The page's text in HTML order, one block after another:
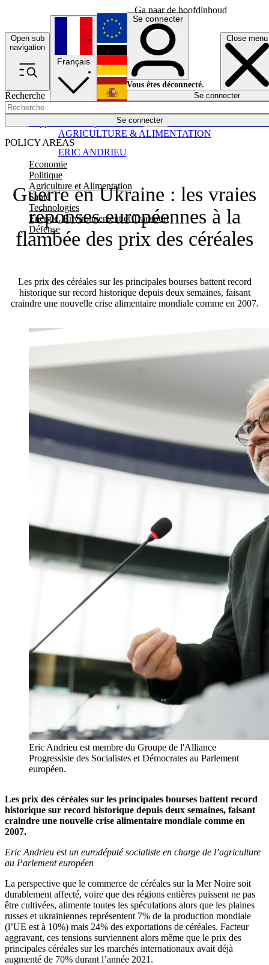
Ga naar de hoofdinhoud
Open sub
navigation
Close menu
Recherche
Se connecter
POLICY AREAS
Economie
Politique
Agriculture et Alimentation
Santé
Technologies
Energie, Environnement et Transport
Défense
Économie
Français
English
Deutsch
Español
Se connecter
Vous êtes déconnecté.
Se connecter
Guerre en Ukraine : les vraies
réponses européennes à la
flambée des prix des céréales
Les prix des céréales sur les principales bourses battent record
historique sur record historique depuis deux semaines, faisant
craindre une nouvelle crise alimentaire mondiale comme en 2007.
ERIC ANDRIEU
AGRICULTURE & ALIMENTATION
Eric Andrieu est membre du Groupe de l'Alliance
Progressiste des Socialistes et Démocrates au Parlement
européen.
Les prix des céréales sur les principales bourses battent record
historique sur record historique depuis deux semaines, faisant
craindre une nouvelle crise alimentaire mondiale comme en
2007.
Eric Andrieu est un eurodéputé socialiste en charge de l’agriculture
au Parlement européen
La perspective que le commerce de céréales sur la Mer Noire soit
durablement affecté, voire que des régions entières puissent ne pas
être cultivées, alimente toutes les spéculations alors que les plaines
russes et ukrainiennes représentent 7% de la production mondiale
(l’UE est à 10%) mais 24% des exportations de céréales. Facteur
aggravant, ces tensions surviennent alors même que le prix des
principales céréales sur les marchés internationaux avait déjà
augmenté de 70% durant l’année 2021.